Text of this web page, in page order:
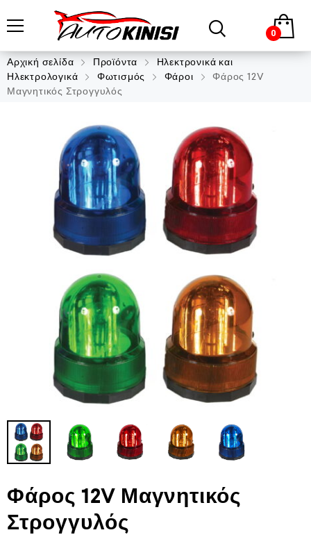
0
Αρχική σελίδα Προϊόντα
Ηλεκτρονικά και
Ηλεκτρολογικά
Φωτισμός Φάροι
Φάρος 12V
Μαγνητικός Στρογγυλός
Φάρος 12V Μαγνητικός
Στρογγυλός